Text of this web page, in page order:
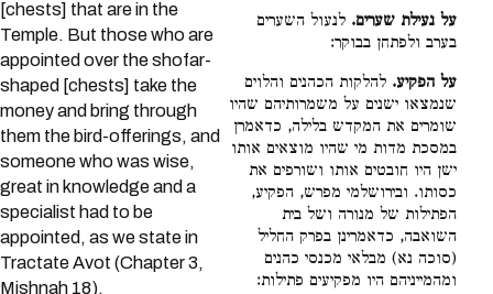
[chests] that are in the
Temple. But those who are
appointed over the shofar-
shaped [chests] take the
money and bring through
them the bird-offerings, and
someone who was wise,
great in knowledge and a
specialist had to be
appointed, as we state in
Tractate Avot (Chapter 3,
Mishnah 18).
על נעילת שערים. לנעול השערים
בערב ולפתחן בבוקר:
על הפקיע. להלקות הכהנים והלוים
שנמצאו ישנים על משמרותיהם שהיו
שומרים את המקדש בלילה, כדאמרן
במסכת מדות מי שהיו מוצאים אותו
ישן היו חובטים אותו ושורפים את
כסותו. ובירושלמי מפרש, הפקיע,
הפתילות של מנורה ושל בית
השואבה, כדאמרינן בפרק החליל
(סוכה נא) מבלאי מכנסי כהנים
ומהמייניהם היו מפקיעים פתילות: